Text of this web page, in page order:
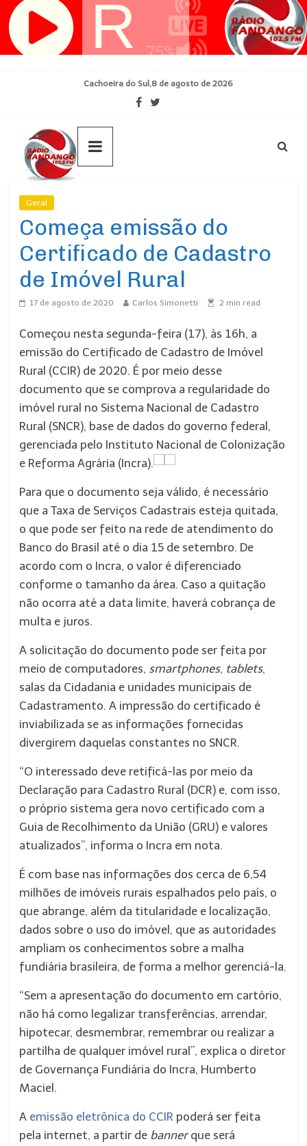
Pular
para
Cachoeira do Sul,8 de agosto de 2026
Geral
Começa emissão do
Certificado de Cadastro
de Imóvel Rural
17 de agosto de 2020 Carlos Simonetti 2 min read
Começou nesta segunda-feira (17), às 16h, a
emissão do Certificado de Cadastro de Imóvel
Rural (CCIR) de 2020. É por meio desse
documento que se comprova a regularidade do
imóvel rural no Sistema Nacional de Cadastro
Rural (SNCR), base de dados do governo federal,
gerenciada pelo Instituto Nacional de Colonização
e Reforma Agrária (Incra).
Para que o documento seja válido, é necessário
que a Taxa de Serviços Cadastrais esteja quitada,
o que pode ser feito na rede de atendimento do
Banco do Brasil até o dia 15 de setembro. De
acordo com o Incra, o valor é diferenciado
conforme o tamanho da área. Caso a quitação
não ocorra até a data limite, haverá cobrança de
multa e juros.
A solicitação do documento pode ser feita por
meio de computadores, smartphones, tablets,
salas da Cidadania e unidades municipais de
Cadastramento. A impressão do certificado é
inviabilizada se as informações fornecidas
divergirem daquelas constantes no SNCR.
“O interessado deve retificá-las por meio da
Declaração para Cadastro Rural (DCR) e, com isso,
o próprio sistema gera novo certificado com a
Guia de Recolhimento da União (GRU) e valores
atualizados”, informa o Incra em nota.
É com base nas informações dos cerca de 6,54
milhões de imóveis rurais espalhados pelo país, o
que abrange, além da titularidade e localização,
dados sobre o uso do imóvel, que as autoridades
ampliam os conhecimentos sobre a malha
fundiária brasileira, de forma a melhor gerenciá-la.
“Sem a apresentação do documento em cartório,
não há como legalizar transferências, arrendar,
hipotecar, desmembrar, remembrar ou realizar a
partilha de qualquer imóvel rural”, explica o diretor
de Governança Fundiária do Incra, Humberto
Maciel.
A emissão eletrônica do CCIR poderá ser feita
pela internet, a partir de bannerque será